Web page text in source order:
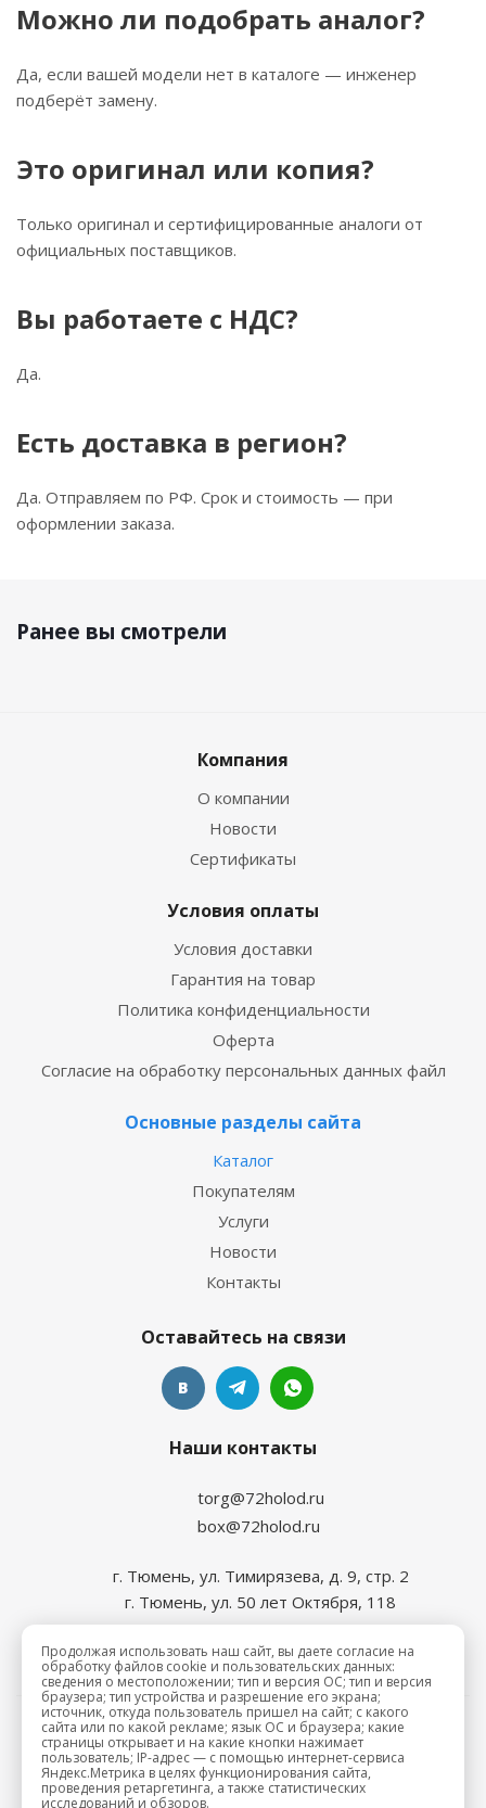
Можно ли подобрать аналог?
Да, если вашей модели нет в каталоге — инженер
подберёт замену.
Это оригинал или копия?
Только оригинал и сертифицированные аналоги от
официальных поставщиков.
Вы работаете с НДС?
Да.
Есть доставка в регион?
Да. Отправляем по РФ. Срок и стоимость — при
оформлении заказа.
Ранее вы смотрели
Компания
О компании
Новости
Сертификаты
Условия оплаты
Условия доставки
Гарантия на товар
Политика конфиденциальности
Оферта
Согласие на обработку персональных данных файл
Основные разделы сайта
Каталог
Покупателям
Услуги
Новости
Контакты
Оставайтесь на связи
Наши контакты
torg@72holod.ru
box@72holod.ru
г. Тюмень, ул. Тимирязева, д. 9, стр. 2
г. Тюмень, ул. 50 лет Октября, 118
2026 © Промхолод-торг
Продолжая использовать наш сайт, вы даете согласие на
обработку файлов cookie и пользовательских данных:
сведения о местоположении; тип и версия ОС; тип и версия
браузера; тип устройства и разрешение его экрана;
источник, откуда пользователь пришел на сайт; с какого
сайта или по какой рекламе; язык ОС и браузера; какие
страницы открывает и на какие кнопки нажимает
пользователь; IP-адрес — с помощью интернет-сервиса
Яндекс.Метрика в целях функционирования сайта,
проведения ретаргетинга, а также статистических
исследований и обзоров.